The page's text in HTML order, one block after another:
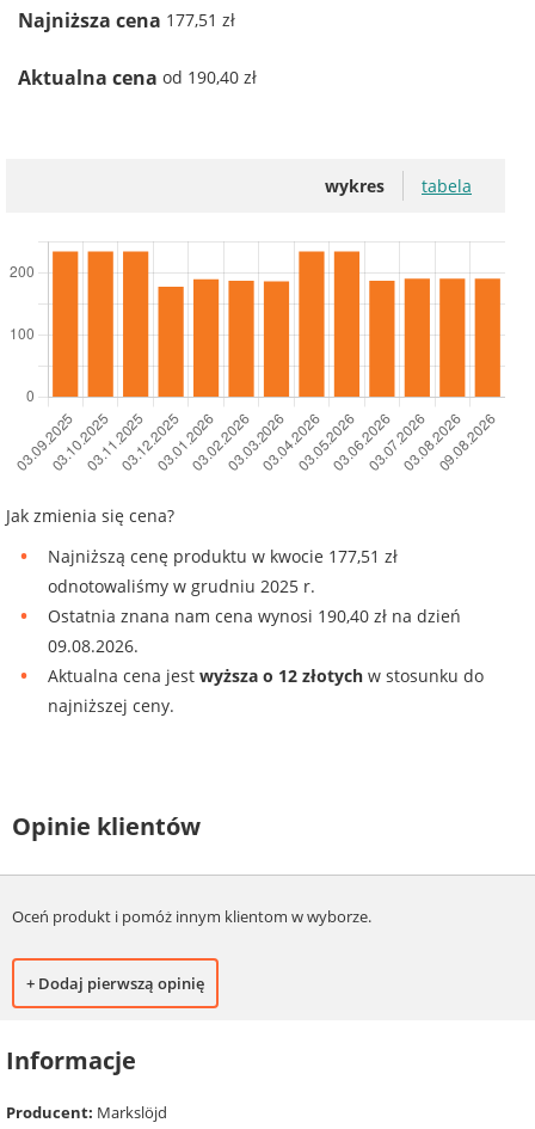
Najniższa cena 177,51 zł
Aktualna cena od 190,40 zł
wykres tabela
Jak zmienia się cena?
Najniższą cenę produktu w kwocie 177,51 zł
odnotowaliśmy w grudniu 2025 r.
Ostatnia znana nam cena wynosi 190,40 zł na dzień
09.08.2026.
Aktualna cena jest wyższa o 12 złotych w stosunku do
najniższej ceny.
Opinie klientów
Oceń produkt i pomóż innym klientom w wyborze.
+ Dodaj pierwszą opinię
Informacje
Producent: Markslöjd